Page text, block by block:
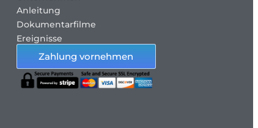
Anleitung
Dokumentarfilme
Ereignisse
Zahlung vornehmen